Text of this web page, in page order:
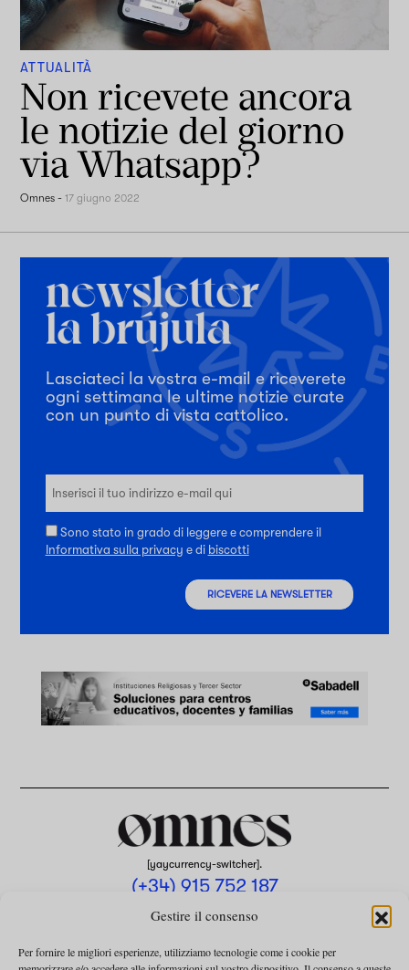
Gestire il consenso
Per fornire le migliori esperienze, utilizziamo tecnologie come i cookie per
ATTUALITÀ
Non ricevete ancora
le notizie del giorno
via Whatsapp?
Omnes -17 giugno 2022
Lasciateci la vostra e-mail e riceverete
ogni settimana le ultime notizie curate
con un punto di vista cattolico.
Sono stato in grado di leggere e comprendere il
Informativa sulla privacy e di biscotti
RICEVERE LA NEWSLETTER
[yaycurrency-switcher].
(+34) 915 752 187
omnes@omnesmag.com